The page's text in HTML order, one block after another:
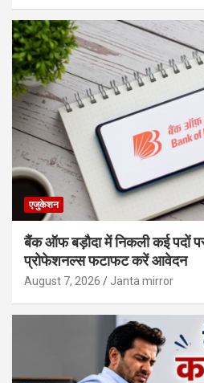
एजुकेशन
बैंक ऑफ बड़ौदा में निकली कई पदों
प्रोफेशनल्स फटाफट करें आवेदन
August 7, 2026 Janta mirror